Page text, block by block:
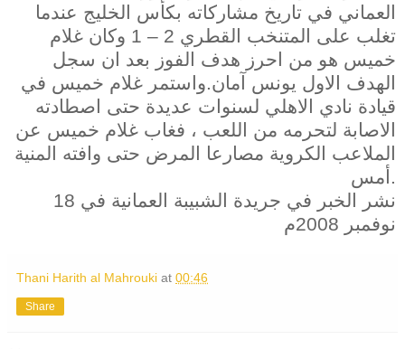
العماني في تاريخ مشاركاته بكأس الخليج عندما
تغلب على المتنخب القطري 2 – 1 وكان غلام
خميس هو من احرز هدف الفوز بعد ان سجل
الهدف الاول يونس آمان.واستمر غلام خميس في
قيادة نادي الاهلي لسنوات عديدة حتى اصطادته
الاصابة لتحرمه من اللعب ، فغاب غلام خميس عن
الملاعب الكروية مصارعا المرض حتى وافته المنية
أمس.
نشر الخبر في جريدة الشبيبة العمانية في 18
نوفمبر 2008م
Thani Harith al Mahrouki at 00:46
Share